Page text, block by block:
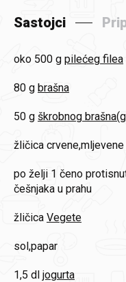
Sastojci
oko 500 g pilećeg filea
80 g brašna
50 g škrobnog
žličica
po želji 1 čeno
češnjaka u prahu
žličica Vegete
sol,papar
1,5 dl jogurta